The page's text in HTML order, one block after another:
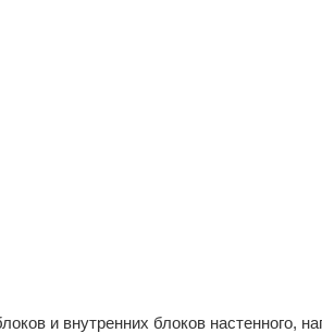
и внутренних блоков настенного,